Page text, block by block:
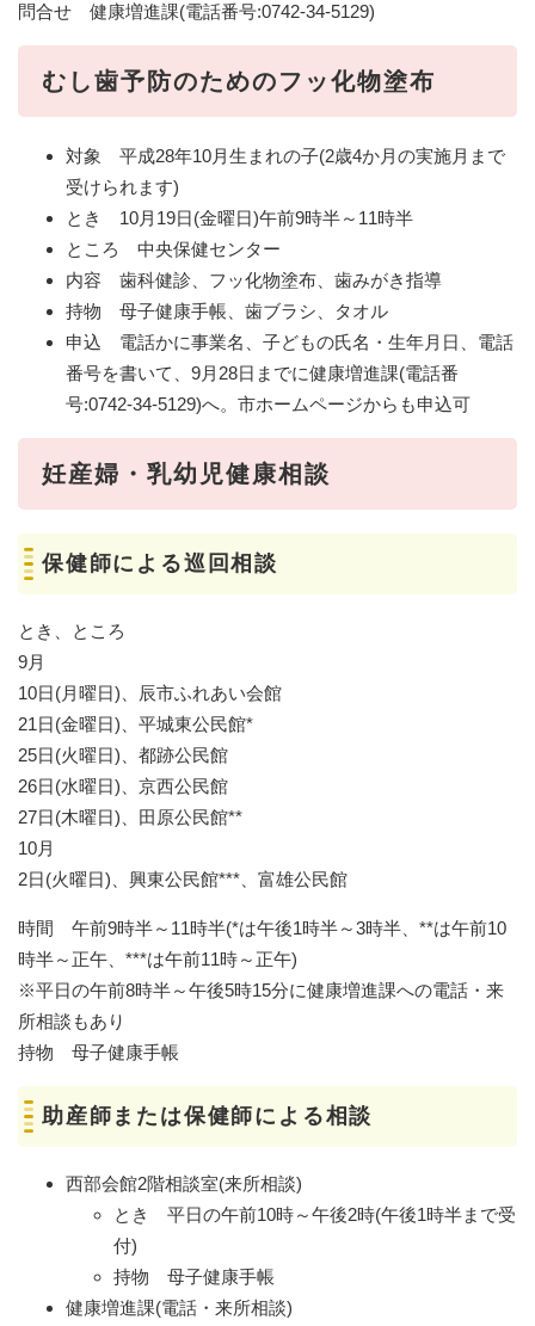
問合せ 健康増進課(電話番号:0742-34-5129)
むし歯予防のためのフッ化物塗布
対象 平成28年10月生まれの子(2歳4か月の実施月まで
受けられます)
とき 10月19日(金曜日)午前9時半～11時半
ところ 中央保健センター
内容 歯科健診、フッ化物塗布、歯みがき指導
持物 母子健康手帳、歯ブラシ、タオル
申込 電話かに事業名、子どもの氏名・生年月日、電話
番号を書いて、9月28日までに健康増進課(電話番
号:0742-34-5129)へ。市ホームページからも申込可
妊産婦・乳幼児健康相談
保健師による巡回相談
とき、ところ
9月
10日(月曜日)、辰市ふれあい会館
21日(金曜日)、平城東公民館*
25日(火曜日)、都跡公民館
26日(水曜日)、京西公民館
27日(木曜日)、田原公民館**
10月
2日(火曜日)、興東公民館***、富雄公民館
時間 午前9時半～11時半(*は午後1時半～3時半、**は午前10
時半～正午、***は午前11時～正午)
※平日の午前8時半～午後5時15分に健康増進課への電話・来
所相談もあり
持物 母子健康‌手帳
助産師または保健師による相談
西部会館2階相談室(来所相談)
とき 平日の午前10時～午後2時(午後1時半まで受
付)
持物 母子健康手帳
健康増進課(電話・来所相談)